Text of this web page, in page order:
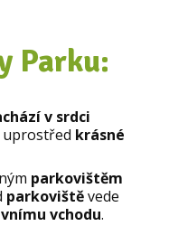
Parku:
v srdci
uprostřed krásné
parkovištěm
parkovištěvede
vchodu.